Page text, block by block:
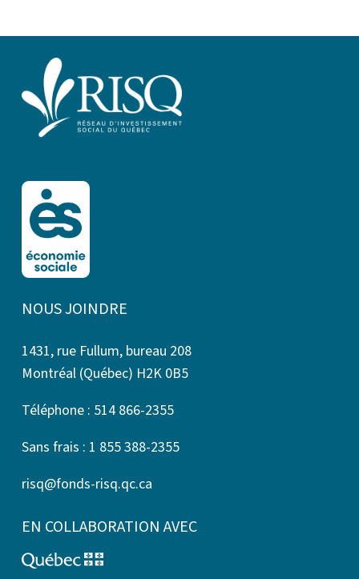
NOUS JOINDRE
1431, rue Fullum, bureau 208
Montréal (Québec) H2K 0B5
Téléphone : 514 866-2355
Sans frais : 1 855 388-2355
risq@fonds-risq.qc.ca
EN COLLABORATION AVEC